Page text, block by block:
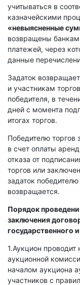
учитываться в
казначейскими
«невыясненные
возвращены
платежей, через
данные
Задаток
и участникам
победителя, в
дней с момента
итогах торгов.
Победителю торгов
в счет оплаты
отказа от
торгов или
задаток победителю
возвращается.
Порядок
заключения
государственного
1.Аукцион проводит
аукционной
началом аукциона
участников с